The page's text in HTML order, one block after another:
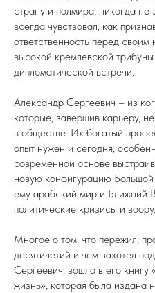
страну и полмира, никогда не
всегда чувствовал, как
ответственность перед
высокой кремлевской
дипломатической встречи.
Александр Сергеевич – из
которые, завершив карьеру,
в обществе. Их богатый
опыт нужен и сегодня,
современной основе
новую конфигурацию
ему арабский мир и Ближний
политические кризисы и
Многое о том, что пережил,
десятилетий и чем захотел
Сергеевич, вошло в его
жизнь», которая была издана